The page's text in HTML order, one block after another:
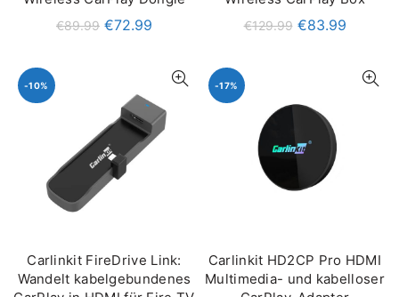
€89.99 €72.99 €129.99 €83.99
-10%
IN DEN WARENKORB
Carlinkit FireDrive Link:
Wandelt kabelgebundenes
-17%
IN DEN WARENKORB
Carlinkit HD2CP Pro HDMI
Multimedia- und kabelloser